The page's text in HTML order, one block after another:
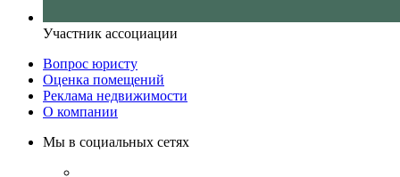
Участник ассоциации
Вопрос юристу
Оценка помещений
Реклама недвижимости
О компании
Мы в социальных сетях